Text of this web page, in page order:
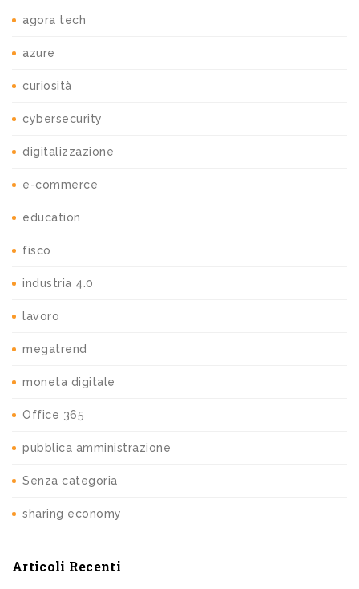
agora tech
azure
curiosità
cybersecurity
digitalizzazione
e-commerce
education
fisco
industria 4.0
lavoro
megatrend
moneta digitale
Office 365
pubblica amministrazione
Senza categoria
sharing economy
Articoli Recenti